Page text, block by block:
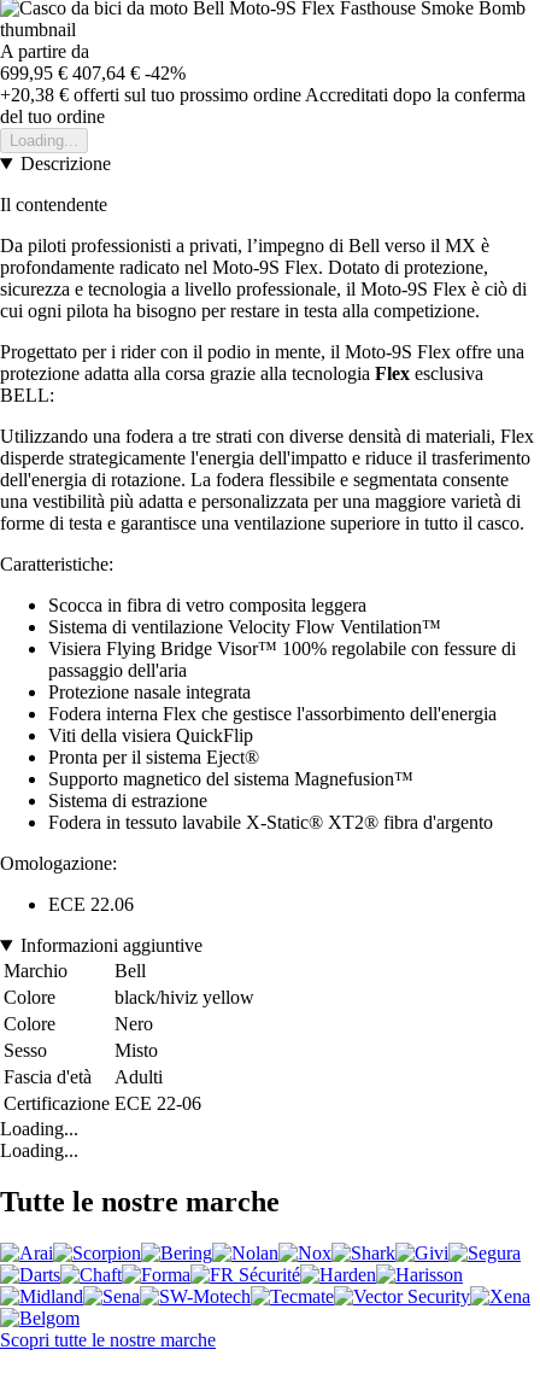
A partire da
699,95 € 407,64 € -42%
+20,38 € offerti sul tuo prossimo ordine Accreditati dopo la conferma
del tuo ordine
Loading...
Descrizione
Il contendente
Da piloti professionisti a privati, l’impegno di Bell verso il MX è
profondamente radicato nel Moto-9S Flex. Dotato di protezione,
sicurezza e tecnologia a livello professionale, il Moto-9S Flex è ciò di
cui ogni pilota ha bisogno per restare in testa alla competizione.
Progettato per i rider con il podio in mente, il Moto-9S Flex offre una
protezione adatta alla corsa grazie alla tecnologia Flex esclusiva
BELL:
Utilizzando una fodera a tre strati con diverse densità di materiali, Flex
disperde strategicamente l'energia dell'impatto e riduce il trasferimento
dell'energia di rotazione. La fodera flessibile e segmentata consente
una vestibilità più adatta e personalizzata per una maggiore varietà di
forme di testa e garantisce una ventilazione superiore in tutto il casco.
Caratteristiche:
Scocca in fibra di vetro composita leggera
Sistema di ventilazione Velocity Flow Ventilation™
Visiera Flying Bridge Visor™ 100% regolabile con fessure di
passaggio dell'aria
Protezione nasale integrata
Fodera interna Flex che gestisce l'assorbimento dell'energia
Viti della visiera QuickFlip
Pronta per il sistema Eject®
Supporto magnetico del sistema Magnefusion™
Sistema di estrazione
Fodera in tessuto lavabile X-Static® XT2® fibra d'argento
Omologazione:
ECE 22.06
Informazioni aggiuntive
Marchio
Bell
Colore
black/hiviz yellow
Colore
Nero
Sesso
Misto
Fascia d'età
Adulti
Certificazione ECE 22-06
Loading...
Loading...
Tutte le nostre marche
Scopri tutte le nostre marche